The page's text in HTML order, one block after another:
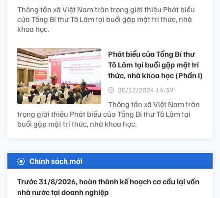
Thông tấn xã Việt Nam trân trọng giới thiệu Phát biểu
của Tổng Bí thư Tô Lâm tại buổi gặp mặt trí thức, nhà
khoa học.
Phát biểu của Tổng Bí thư
Tô Lâm tại buổi gặp mặt trí
thức, nhà khoa học (Phần I)
30/12/2024 14:39’
Thông tấn xã Việt Nam trân
trọng giới thiệu Phát biểu của Tổng Bí thư Tô Lâm tại
buổi gặp mặt trí thức, nhà khoa học.
Chính sách mới
Trước 31/8/2026, hoàn thành kế hoạch cơ cấu lại vốn
nhà nước tại doanh nghiệp